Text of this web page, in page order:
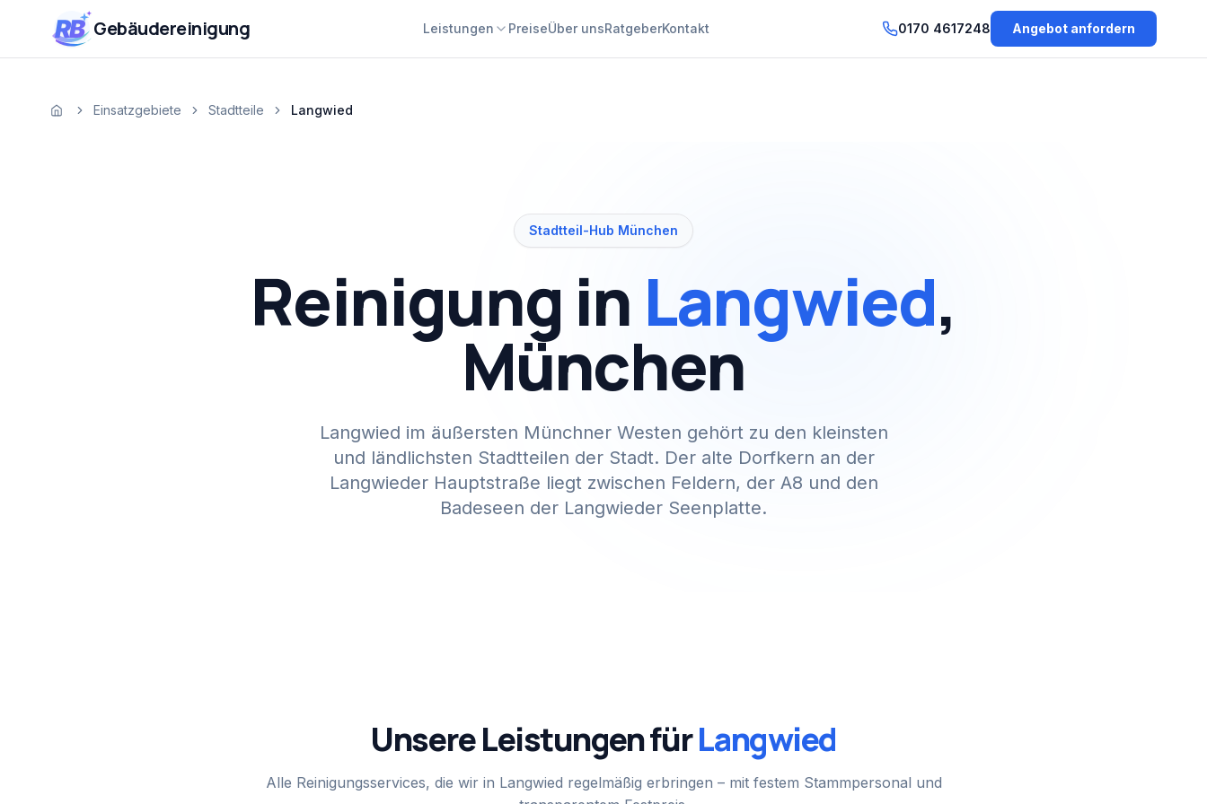
Zum Inhalt springen
RB Gebäudereinigung Leistungen PreiseÜber unsRatgeberKontakt 0170 4617248 Angebot anfordern
StartseiteEinsatzgebiete Stadtteile Langwied
Stadtteil-Hub München
Reinigung in Langwied,
München
Langwied im äußersten Münchner Westen gehört zu den kleinsten
und ländlichsten Stadtteilen der Stadt. Der alte Dorfkern an der
Langwieder Hauptstraße liegt zwischen Feldern, der A8 und den
Badeseen der Langwieder Seenplatte.
Unsere Leistungen fürLangwied
Alle Reinigungsservices, die wir in Langwied regelmäßig erbringen – mit festem Stammpersonal und